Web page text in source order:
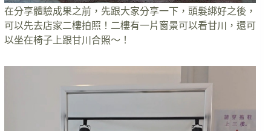
在分享體驗成果之前，先跟大家分享一下，頭髮綁好之後，
可以先去店家二樓拍照！二樓有一片窗景可以看甘川，還可
以坐在椅子上跟甘川合照～！